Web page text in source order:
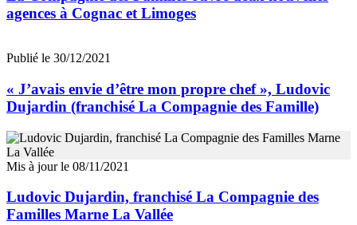
agences à Cognac et Limoges
Publié le 30/12/2021
« J’avais envie d’être mon propre chef », Ludovic
Dujardin (franchisé La Compagnie des Famille)
Mis à jour le 08/11/2021
Ludovic Dujardin, franchisé La Compagnie des
Familles Marne La Vallée